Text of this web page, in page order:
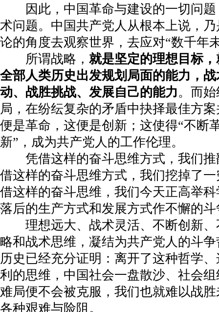
因此，中国革命与建设的一切问题
术问题。中国共产党人从根本上说，
论的角度去观察世界，去应对“数千年
所谓战略， 就是坚定的理想目标
全部人类历史出发规划局面的能力，
动、战胜挑战、发展自己的能力。而
局，在纷纭复杂的矛盾中抉择最佳方
便是革命，这便是创新；这使得“不断
新”，成为共产党人的工作伦理。
凭借这样的奋斗思维方式，我们推
借这样的奋斗思维方式，我们挖掉了
借这样的奋斗思维，我们今天正高举
落后的生产方式和发展方式作不懈的
理想远大、战术灵活、不断创新、
略和战术思维，凝结为共产党人的斗
历史已经充分证明：离开了这种哲学
利的思维，中国社会一盘散沙、社会
难局便不会被克服，我们也就难以战
各种艰难与险阻。